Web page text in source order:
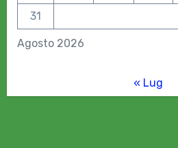
Agosto 2026
31
« Lug